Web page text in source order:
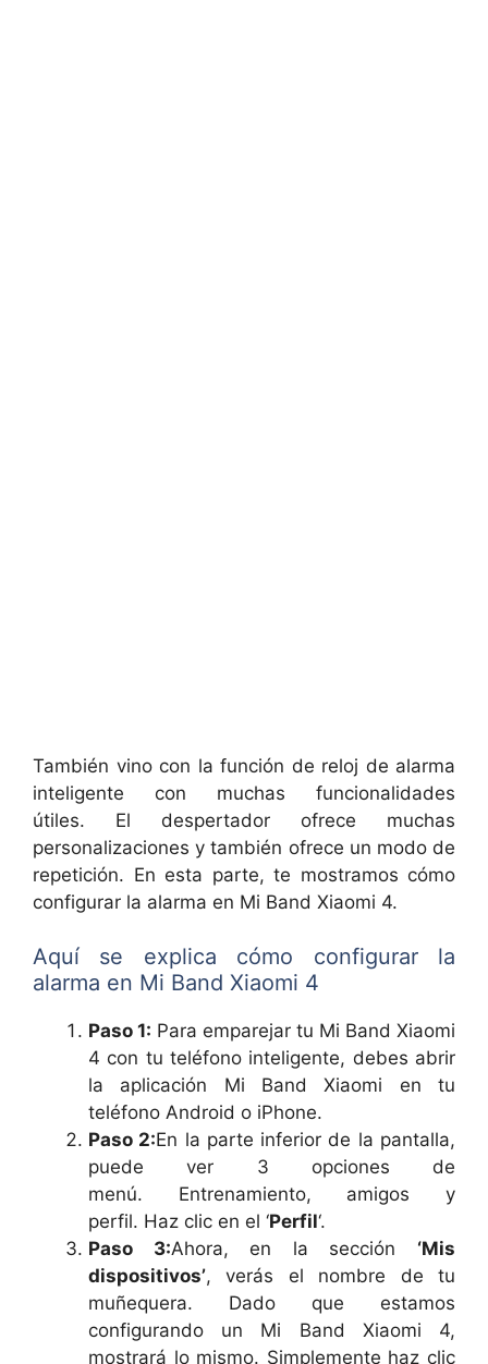
También vino con la función de reloj de alarma
inteligente con muchas funcionalidades
útiles. El despertador ofrece muchas
personalizaciones y también ofrece un modo de
repetición. En esta parte, te mostramos cómo
configurar la alarma en Mi Band Xiaomi 4.
Aquí se explica cómo configurar la
alarma en Mi Band Xiaomi 4
Paso 1: Para emparejar tu Mi Band Xiaomi
4 con tu teléfono inteligente, debes abrir
la aplicación Mi Band Xiaomi en tu
teléfono Android o iPhone.
Paso 2:En la parte inferior de la pantalla,
puede ver 3 opciones de
menú. Entrenamiento, amigos y
perfil. Haz clic en el ‘Perfil‘.
Paso 3:Ahora, en la sección ‘Mis
dispositivos’, verás el nombre de tu
muñequera. Dado que estamos
configurando un Mi Band Xiaomi 4,
mostrará lo mismo. Simplemente haz clic